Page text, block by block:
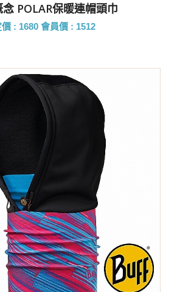
POLAR保暖連帽頭巾
價 : 1680 會員價 : 1512